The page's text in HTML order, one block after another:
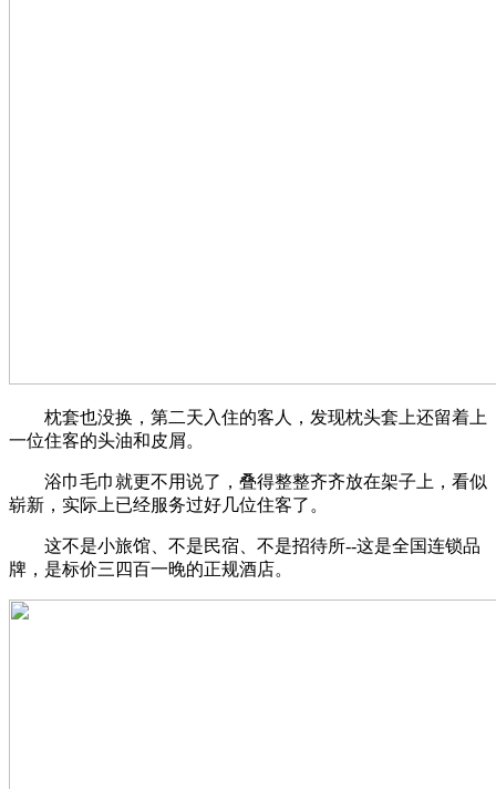
枕套也没换，第二天入住的客人，发现枕头套上还留着上
一位住客的头油和皮屑。
浴巾毛巾就更不用说了，叠得整整齐齐放在架子上，看似
崭新，实际上已经服务过好几位住客了。
这不是小旅馆、不是民宿、不是招待所--这是全国连锁品
牌，是标价三四百一晚的正规酒店。